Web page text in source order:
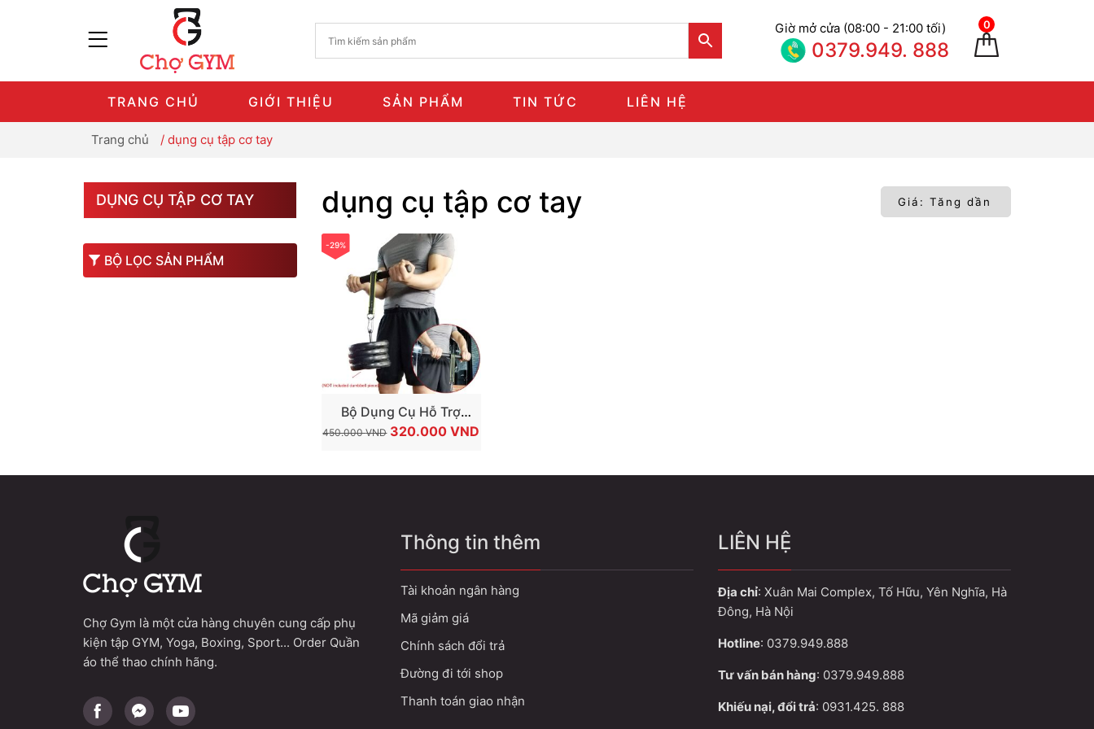
Giờ mở cửa (08:00 - 21:00 tối)
0379.949. 888
0
TRANG CHỦ GIỚI THIỆU SẢN PHẨM TIN TỨC LIÊN HỆ
Trang chủ / dụng cụ tập cơ tay
DỤNG CỤ TẬP CƠ TAY
BỘ LỌC SẢN PHẨM
dụng cụ tập cơ tay
-29%
Bộ Dụng Cụ Hỗ Trợ
Luyện Tập Cơ Cổ Tay, Cơ
450.000VND GIÁ
320.000VND
Chợ Gym là một cửa hàng chuyên cung cấp phụ
kiện tập GYM, Yoga, Boxing, Sport... Order Quần
áo thể thao chính hãng.
Thông tin thêm
Tài khoản ngân hàng
Mã giảm giá
Chính sách đổi trả
Đường đi tới shop
Thanh toán giao nhận
LIÊN HỆ
Địa chỉ: Xuân Mai Complex, Tố Hữu, Yên Nghĩa, Hà
Đông, Hà Nội
Hotline: 0379.949.888
Tư vấn bán hàng: 0379.949.888
Khiếu nại, đổi trả: 0931.425. 888